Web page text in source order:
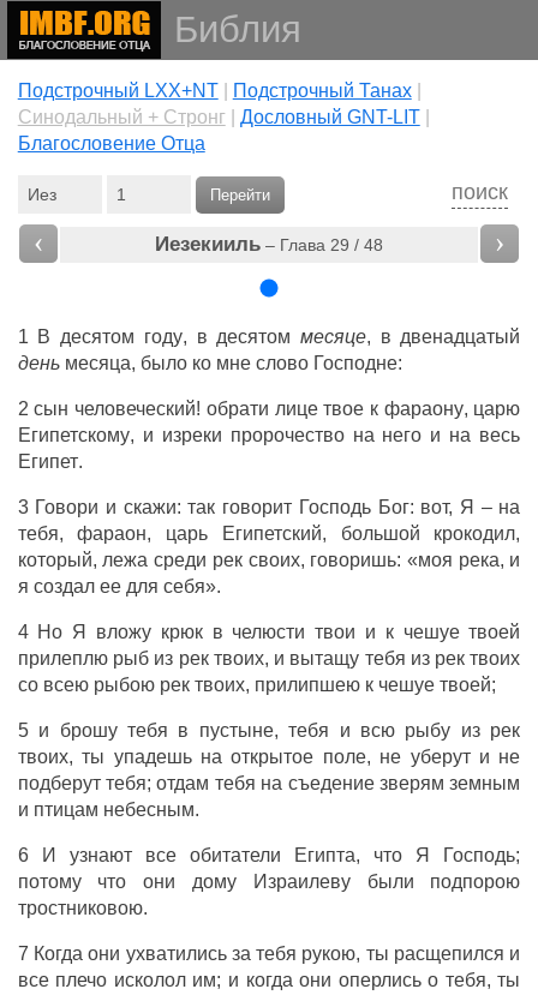
Библия
Подстрочный LXX+NT| Подстрочный Танах|
Cинодальный + Стронг| Дословный GNT-LIT|
Благословение Отца
поиск
Перейти
‹ Иезекииль– Глава 29 / 48 ›
1 В десятом году, в десятом месяце, в двенадцатый
день месяца, было ко мне слово Господне:
2сын человеческий! обрати лицетвое к фараону, царю
Египетскому, и изреки пророчествона него и на весь
Египет.
3 Говори и скажи: так говорит Господь Бог: вот, Я – на
тебя,фараон, царь Египетский, большой крокодил,
который, лежа среди рексвоих, говоришь: «моя река, и
я создалее для себя».
4 Но Я вложу крюкв челюсти твои и к чешуетвоей
прилеплю рыбиз ректвоих, и вытащу тебя из рек твоих
со всею рыбою ректвоих, прилипшеюк чешуетвоей;
5 и брошутебя в пустыне, тебя и всю рыбу из рек
твоих, ты упадешь на открытое поле, не уберути не
подберуттебя;отдам тебя на съедение зверям земным
и птицам небесным.
6 И узнаютвсе обитатели Египта, что Я Господь;
потому что они дому Израилевубыли подпорою
тростниковою.
7 Когда они ухватилисьза тебя рукою, ты расщепился и
все плечо искололим; и когда они оперлисьо тебя, ты